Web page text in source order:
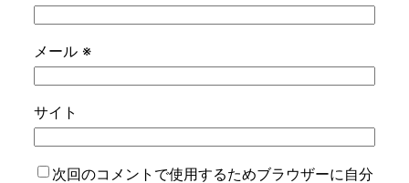
メール ※
サイト
次回のコメントで使用するためブラウザーに自分